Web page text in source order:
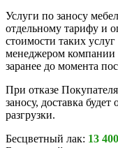
Услуги по заносу
отдельному тарифу и
стоимости таких
менеджером компании
заранее до момента
При отказе
заносу, доставка
разгрузки.
Бесцветный лак: 13 400